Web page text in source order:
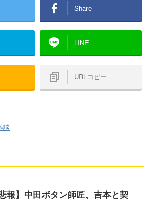
Share
LINE
URLコピー
談
悲報】中田ボタン師匠、吉本と契